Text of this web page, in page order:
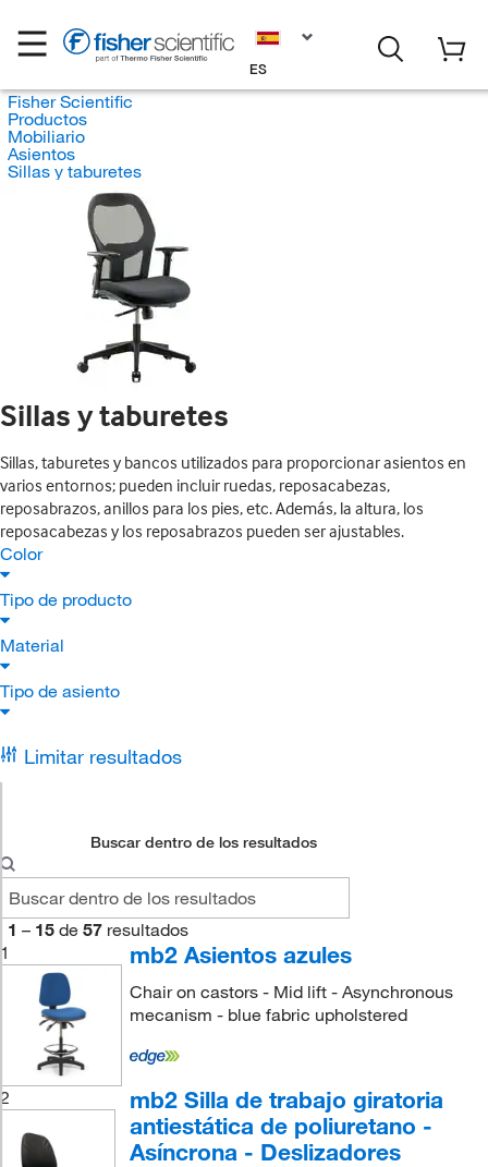
ES
Fisher Scientific
Productos
Mobiliario
Asientos
Sillas y taburetes
Sillas y taburetes
Sillas, taburetes y bancos utilizados para proporcionar asientos en
varios entornos; pueden incluir ruedas, reposacabezas,
reposabrazos, anillos para los pies, etc. Además, la altura, los
reposacabezas y los reposabrazos pueden ser ajustables.
Color
Tipo de producto
Material
Tipo de asiento
Limitar resultados
Buscar dentro de los resultados
1 – 15 de 57 resultados
1
mb2 Asientos azules
Chair on castors - Mid lift - Asynchronous
mecanism - blue fabric upholstered
2
mb2 Silla de trabajo giratoria
antiestática de poliuretano -
Asíncrona - Deslizadores